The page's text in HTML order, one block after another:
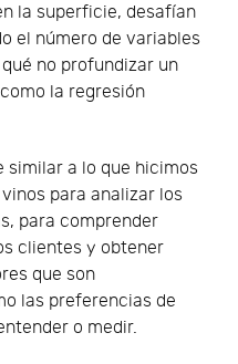
la superficie, desafían
el número de variables
no profundizar un
la regresión
similar a lo que hicimos
para analizar los
para comprender
clientes y obtener
que son
las preferencias de
o medir.